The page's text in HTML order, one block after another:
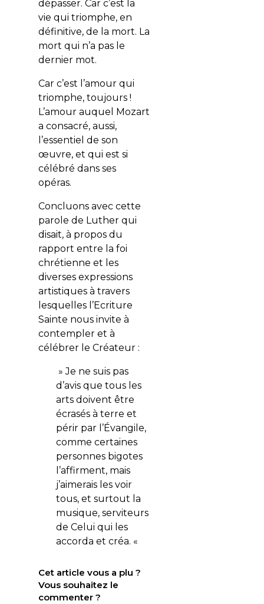
dépasser. Car c’est la
vie qui triomphe, en
définitive, de la mort. La
mort qui n’a pas le
dernier mot.
Car c’est l’amour qui
triomphe, toujours !
L’amour auquel Mozart
a consacré, aussi,
l’essentiel de son
œuvre, et qui est si
célébré dans ses
opéras.
Concluons avec cette
parole de Luther qui
disait, à propos du
rapport entre la foi
chrétienne et les
diverses expressions
artistiques à travers
lesquelles l’Ecriture
Sainte nous invite à
contempler et à
célébrer le Créateur :
» Je ne suis pas
d’avis que tous les
arts doivent être
écrasés à terre et
périr par l’Évangile,
comme certaines
personnes bigotes
l’affirment, mais
j’aimerais les voir
tous, et surtout la
musique, serviteurs
de Celui qui les
accorda et créa. «
Cet article vous a plu ?
Vous souhaitez le
commenter ?